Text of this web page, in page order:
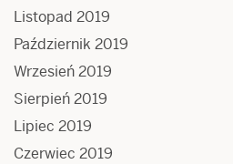
Listopad 2019
Październik 2019
Wrzesień 2019
Sierpień 2019
Lipiec 2019
Czerwiec 2019